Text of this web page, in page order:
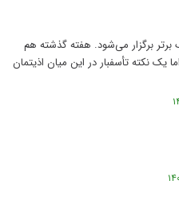
برگزار می‌شود. هفته گذشته هم
یک نکته تأسفبار در این میان اذیتمان